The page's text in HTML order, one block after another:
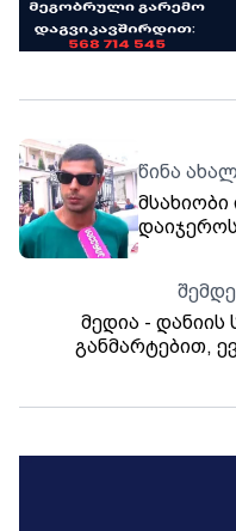
წინა
მედია - დანიის
განმარტებით,